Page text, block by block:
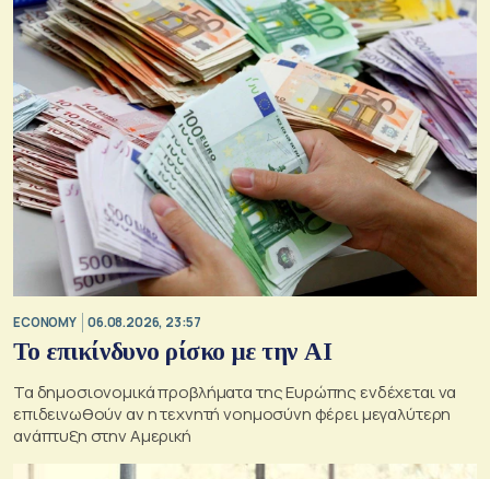
ECONOMY 06.08.2026, 23:57
Το επικίνδυνο ρίσκο με την ΑΙ
Τα δημοσιονομικά προβλήματα της Ευρώπης ενδέχεται να
επιδεινωθούν αν η τεχνητή νοημοσύνη φέρει μεγαλύτερη
ανάπτυξη στην Αμερική